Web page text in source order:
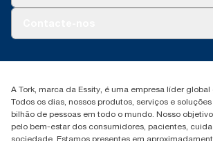
+351 218 985 110
A Tork, marca da Essity, é uma empresa líder
Todos os dias, nossos produtos, serviços e
bilhão de pessoas em todo o mundo. Nosso
pelo bem-estar dos consumidores, pacientes,
sociedade. Estamos presentes em